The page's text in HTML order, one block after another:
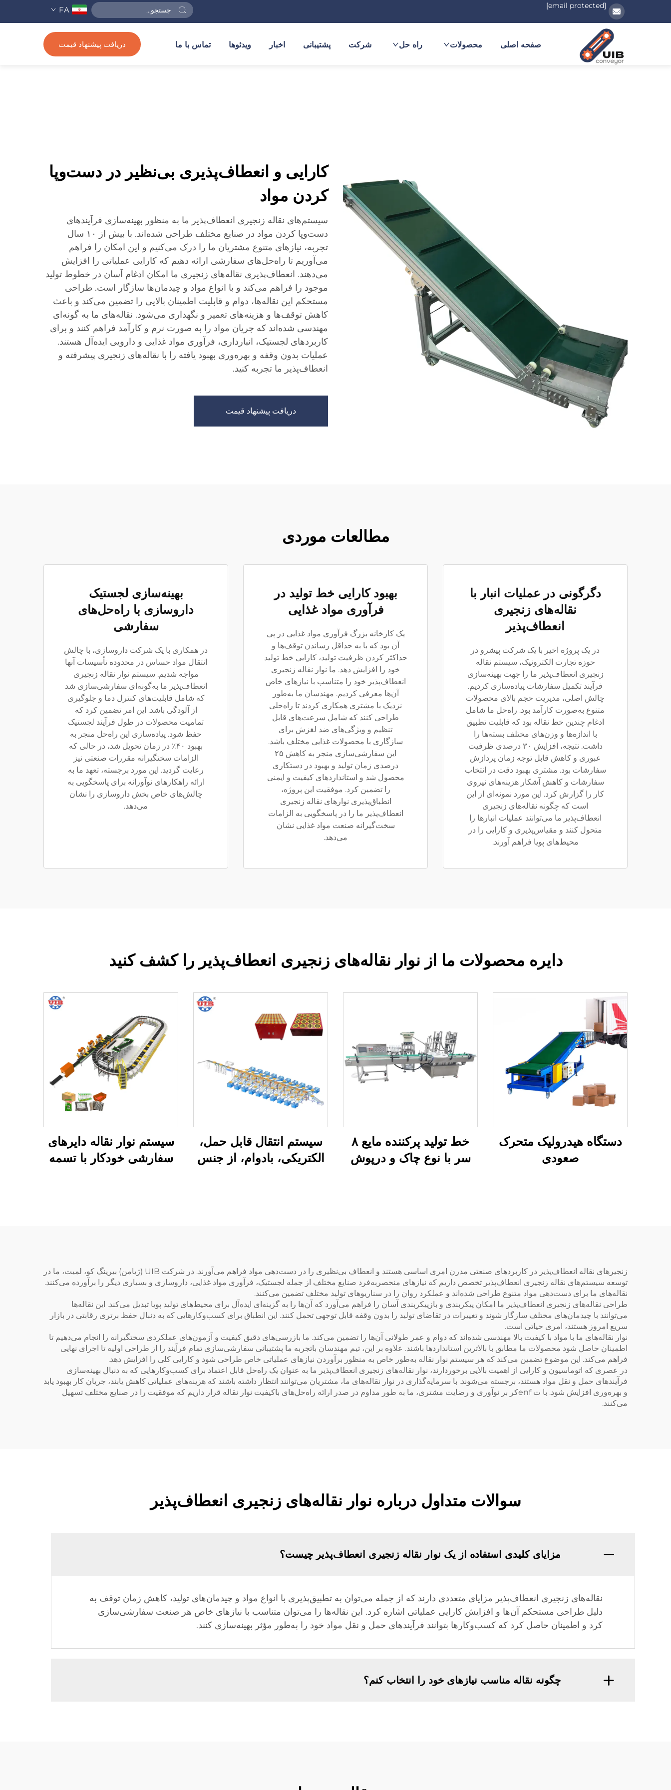
[email protected]
FA
صفحه اصلی محصولات راه حل شرکت پشتیبانی اخبار ویدئوها تماس با ما دریافت پیشنهاد قیمت
کارایی و انعطاف‌پذیری بی‌نظیر در دست‌وپا
کردن مواد
سیستم‌های نقاله زنجیری انعطاف‌پذیر ما به منظور بهینه‌سازی فرآیندهای
دست‌وپا کردن مواد در صنایع مختلف طراحی شده‌اند. با بیش از ۱۰ سال
تجربه، نیازهای متنوع مشتریان ما را درک می‌کنیم و این امکان را فراهم
می‌آوریم تا راه‌حل‌های سفارشی ارائه دهیم که کارایی عملیاتی را افزایش
می‌دهند. انعطاف‌پذیری نقاله‌های زنجیری ما امکان ادغام آسان در خطوط تولید
موجود را فراهم می‌کند و با انواع مواد و چیدمان‌ها سازگار است. طراحی
مستحکم این نقاله‌ها، دوام و قابلیت اطمینان بالایی را تضمین می‌کند و باعث
کاهش توقف‌ها و هزینه‌های تعمیر و نگهداری می‌شود. نقاله‌های ما به گونه‌ای
مهندسی شده‌اند که جریان مواد را به صورت نرم و کارآمد فراهم کنند و برای
کاربردهای لجستیک، انبارداری، فرآوری مواد غذایی و دارویی ایده‌آل هستند.
عملیات بدون وقفه و بهره‌وری بهبود یافته را با نقاله‌های زنجیری پیشرفته و
انعطاف‌پذیر ما تجربه کنید.
دریافت پیشنهاد قیمت
مطالعات موردی
دگرگونی در عملیات انبار با
نقاله‌های زنجیری
انعطاف‌پذیر
در یک پروژه اخیر با یک شرکت پیشرو در
حوزه تجارت الکترونیک، سیستم نقاله
زنجیری انعطاف‌پذیر ما را جهت بهینه‌سازی
فرآیند تکمیل سفارشات پیاده‌سازی کردیم.
چالش اصلی، مدیریت حجم بالای محصولات
متنوع به‌صورت کارآمد بود. راه‌حل ما شامل
ادغام چندین خط نقاله بود که قابلیت تطبیق
با اندازه‌ها و وزن‌های مختلف بسته‌ها را
داشت. نتیجه، افزایش ۳۰ درصدی ظرفیت
عبوری و کاهش قابل توجه زمان پردازش
سفارشات بود. مشتری بهبود دقت در انتخاب
سفارشات و کاهش آشکار هزینه‌های نیروی
کار را گزارش کرد. این مورد نمونه‌ای از این
است که چگونه نقاله‌های زنجیری
انعطاف‌پذیر ما می‌توانند عملیات انبارها را
متحول کنند و مقیاس‌پذیری و کارایی را در
محیط‌های پویا فراهم آورند.
بهبود کارایی خط تولید در
فرآوری مواد غذایی
یک کارخانه بزرگ فرآوری مواد غذایی در پی
آن بود که با به حداقل رساندن توقف‌ها و
حداکثر کردن ظرفیت تولید، کارایی خط تولید
خود را افزایش دهد. ما نوار نقاله زنجیری
انعطاف‌پذیر خود را متناسب با نیازهای خاص
آن‌ها معرفی کردیم. مهندسان ما به‌طور
نزدیک با مشتری همکاری کردند تا راه‌حلی
طراحی کنند که شامل سرعت‌های قابل
تنظیم و ویژگی‌های ضد لغزش برای
سازگاری با محصولات غذایی مختلف باشد.
این سفارشی‌سازی منجر به کاهش ۲۵
درصدی زمان تولید و بهبود در دستکاری
محصول شد و استانداردهای کیفیت و ایمنی
را تضمین کرد. موفقیت این پروژه،
انطباق‌پذیری نوارهای نقاله زنجیری
انعطاف‌پذیر ما را در پاسخگویی به الزامات
سخت‌گیرانه صنعت مواد غذایی نشان
می‌دهد.
بهینه‌سازی لجستیک
داروسازی با راه‌حل‌های
سفارشی
در همکاری با یک شرکت داروسازی، با چالش
انتقال مواد حساس در محدوده تأسیسات آنها
مواجه شدیم. سیستم نوار نقاله زنجیری
انعطاف‌پذیر ما به‌گونه‌ای سفارشی‌سازی شد
که شامل قابلیت‌های کنترل دما و جلوگیری
از آلودگی باشد. این امر تضمین کرد که
تمامیت محصولات در طول فرآیند لجستیک
حفظ شود. پیاده‌سازی این راه‌حل منجر به
بهبود ۴۰٪ در زمان تحویل شد، در حالی که
الزامات سختگیرانه مقررات صنعتی نیز
رعایت گردید. این مورد برجسته، تعهد ما به
ارائه راهکارهای نوآورانه برای پاسخگویی به
چالش‌های خاص بخش داروسازی را نشان
می‌دهد.
دایره محصولات ما از نوار نقاله‌های زنجیری انعطاف‌پذیر را کشف کنید
دستگاه هیدرولیک متحرک
صعودی
خط تولید پرکننده مایع ۸
سر با نوع چاک و درپوش
سیستم انتقال قابل حمل،
الکتریکی، بادوام، از جنس
سیستم نوار نقاله دایرهای
سفارشی خودکار با تسمه
زنجیرهای نقاله انعطاف‌پذیر در کاربردهای صنعتی مدرن امری اساسی هستند و انعطاف بی‌نظیری را در دست‌دهی مواد فراهم می‌آورند. در شرکت UIB (ژیامن) بیرینگ کو، لمیت، ما در
توسعه سیستم‌های نقاله زنجیری انعطاف‌پذیر تخصص داریم که نیاز‌های منحصربه‌فرد صنایع مختلف از جمله لجستیک، فرآوری مواد غذایی، داروسازی و بسیاری دیگر را برآورده می‌کنند.
نقاله‌های ما برای دست‌دهی مواد متنوع طراحی شده‌اند و عملکرد روان را در سناریوهای تولید مختلف تضمین می‌کنند.
طراحی نقاله‌های زنجیری انعطاف‌پذیر ما امکان پیکربندی و بازپیکربندی آسان را فراهم می‌آورد که آن‌ها را به گزینه‌ای ایده‌آل برای محیط‌های تولید پویا تبدیل می‌کند. این نقاله‌ها
می‌توانند با چیدمان‌های مختلف سازگار شوند و تغییرات در تقاضای تولید را بدون وقفه قابل توجهی تحمل کنند. این انطباق برای کسب‌وکار‌هایی که به دنبال حفظ برتری رقابتی در بازار
سریع امروز هستند، امری حیاتی است.
نوار نقاله‌های ما با مواد با کیفیت بالا مهندسی شده‌اند که دوام و عمر طولانی آن‌ها را تضمین می‌کند. ما بازرسی‌های دقیق کیفیت و آزمون‌های عملکردی سختگیرانه را انجام می‌دهیم تا
اطمینان حاصل شود محصولات ما مطابق با بالاترین استانداردها باشند. علاوه بر این، تیم مهندسان باتجربه ما پشتیبانی سفارشی‌سازی تمام فرآیند را از طراحی اولیه تا اجرای نهایی
فراهم می‌کند. این موضوع تضمین می‌کند که هر سیستم نوار نقاله به‌طور خاص به منظور برآوردن نیاز‌های عملیاتی خاص طراحی شود و کارایی کلی را افزایش دهد.
در عصری که اتوماسیون و کارایی از اهمیت بالایی برخوردارند، نوار نقاله‌های زنجیری انعطاف‌پذیر ما به عنوان یک راه‌حل قابل اعتماد برای کسب‌وکار‌هایی که به دنبال بهینه‌سازی
فرآیندهای حمل و نقل مواد هستند، برجسته می‌شوند. با سرمایه‌گذاری در نوار نقاله‌های ما، مشتریان می‌توانند انتظار داشته باشند که هزینه‌های عملیاتی کاهش یابند، جریان کار بهبود یابد
و بهره‌وری افزایش شود. با ت enfکر بر نوآوری و رضایت مشتری، ما به طور مداوم در صدر ارائه راه‌حل‌های باکیفیت نوار نقاله قرار داریم که موفقیت را در صنایع مختلف تسهیل
می‌کنند.
سوالات متداول درباره نوار نقاله‌های زنجیری انعطاف‌پذیر
مزایای کلیدی استفاده از یک نوار نقاله زنجیری انعطاف‌پذیر چیست؟
نقاله‌های زنجیری انعطاف‌پذیر مزایای متعددی دارند که از جمله می‌توان به تطبیق‌پذیری با انواع مواد و چیدمان‌های تولید، کاهش زمان توقف به
دلیل طراحی مستحکم آن‌ها و افزایش کارایی عملیاتی اشاره کرد. این نقاله‌ها را می‌توان متناسب با نیازهای خاص هر صنعت سفارشی‌سازی
کرد و اطمینان حاصل کرد که کسب‌وکارها بتوانند فرآیندهای حمل و نقل مواد خود را به‌طور مؤثر بهینه‌سازی کنند.
چگونه نقاله مناسب نیازهای خود را انتخاب کنم؟